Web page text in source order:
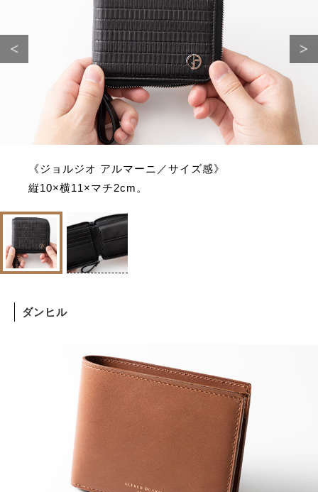
《ジョルジオ アルマーニ／サイズ感》
縦10×横11×マチ2cm。
ダンヒル